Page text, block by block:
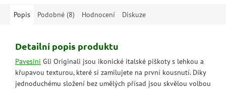
Popis Podobné (8) Hodnocení Diskuze
Detailní popis produktu
Pavesini Gli Originali jsou ikonické italské piškoty s lehkou a
křupavou texturou, které si zamilujete na první kousnutí. Díky
jednoduchému složení bez umělých přísad jsou skvělou volbou